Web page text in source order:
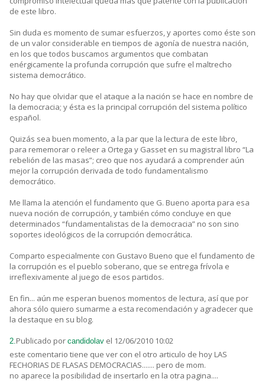
de este libro.
Sin duda es momento de sumar esfuerzos, y aportes como éste son
de un valor considerable en tiempos de agonía de nuestra nación,
en los que todos buscamos argumentos que combatan
enérgicamente la profunda corrupción que sufre el maltrecho
sistema democrático.
No hay que olvidar que el ataque a la nación se hace en nombre de
la democracia; y ésta es la principal corrupción del sistema político
español.
Quizás sea buen momento, a la par que la lectura de este libro,
para rememorar o releer a Ortega y Gasset en su magistral libro “La
rebelión de las masas”; creo que nos ayudará a comprender aún
mejor la corrupción derivada de todo fundamentalismo
democrático.
Me llama la atención el fundamento que G. Bueno aporta para esa
nueva noción de corrupción, y también cómo concluye en que
determinados “fundamentalistas de la democracia” no son sino
soportes ideológicos de la corrupción democrática.
Comparto especialmente con Gustavo Bueno que el fundamento de
la corrupción es el pueblo soberano, que se entrega frívola e
irreflexivamente al juego de esos partidos.
En fin... aún me esperan buenos momentos de lectura, así que por
ahora sólo quiero sumarme a esta recomendación y agradecer que
la destaque en su blog.
2.Publicado por candidolav el 12/06/2010 10:02
este comentario tiene que ver con el otro articulo de hoy LAS
FECHORIAS DE FLASAS DEMOCRACIAS....... pero de mom.
no aparece la posibilidad de insertarlo en la otra pagina....